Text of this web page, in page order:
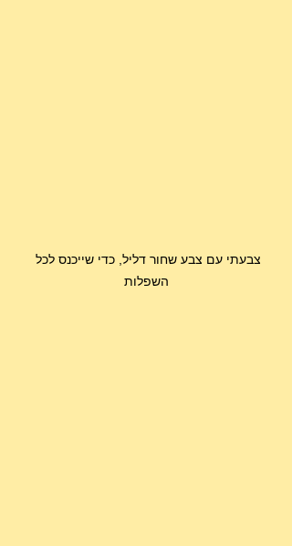
צבעתי עם צבע שחור דליל, כדי שייכנס לכל
השפלות